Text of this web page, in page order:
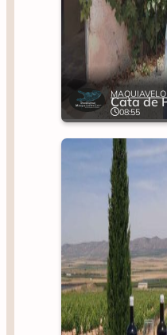
MAQUIAVELO
08:55